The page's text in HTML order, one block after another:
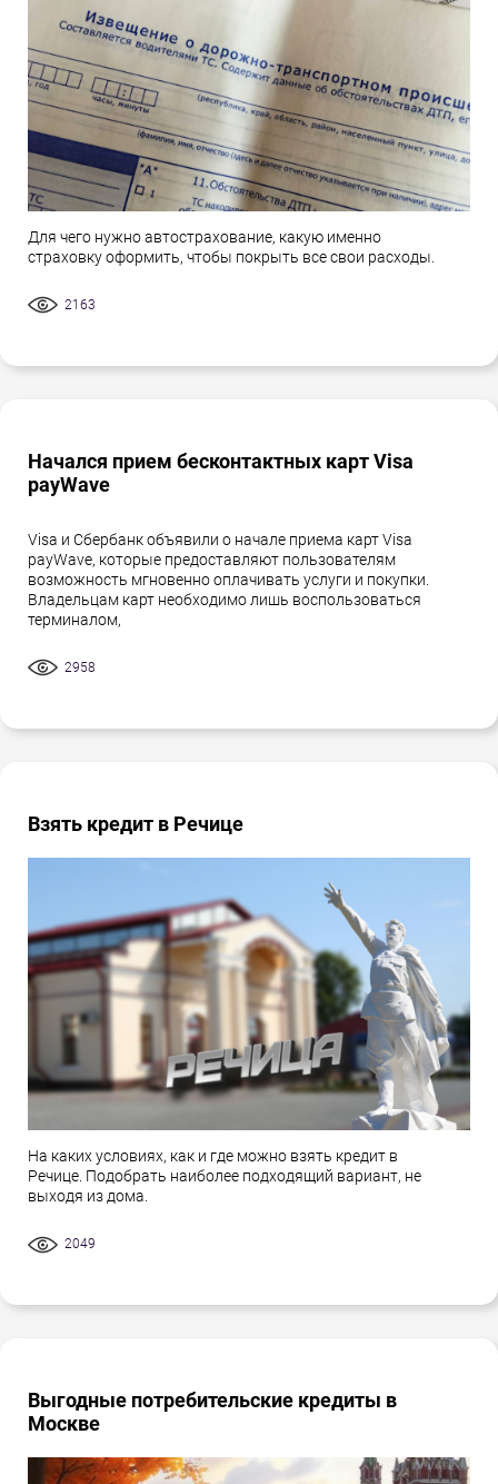
Для чего нужно автострахование, какую именно
страховку оформить, чтобы покрыть все свои расходы.
2163
Начался прием бесконтактных карт Visa
payWave
Visa и Сбербанк объявили о начале приема карт Visa
payWave, которые предоставляют пользователям
возможность мгновенно оплачивать услуги и покупки.
Владельцам карт необходимо лишь воспользоваться
терминалом,
2958
Взять кредит в Речице
На каких условиях, как и где можно взять кредит в
Речице. Подобрать наиболее подходящий вариант, не
выходя из дома.
2049
Выгодные потребительские кредиты в
Москве